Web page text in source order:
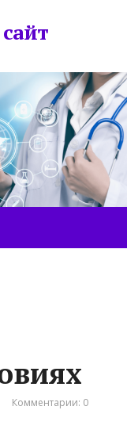
Комментарии: 0